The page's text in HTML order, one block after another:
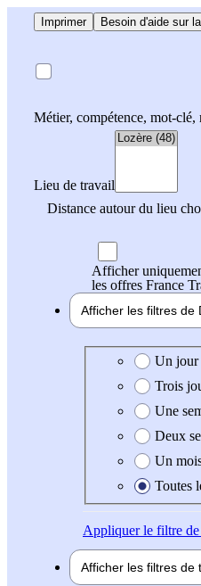
Imprimer Besoin d'aide sur
Métier, compétence, mot-
Lieu de travail
Distance autour du lieu
Afficher
les offres France
Afficher les filtres de
Date de création
Un jour
Trois
Une
Deux
Un
Toutes
Appliquerle filtre de
Afficher les filtres de